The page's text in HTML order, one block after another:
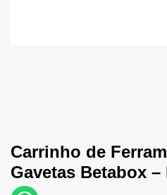
Carrinho de
Gavetas Betabox –